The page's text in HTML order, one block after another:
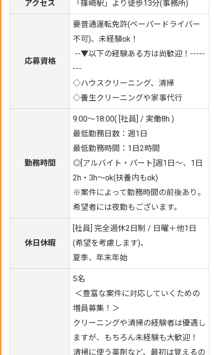
アクセス 「篠崎駅」より徒歩13分(事務所)
応募資格
要普通運転免許(ペーパードライバー
不可)、未経験ok！
--▼以下の経験ある方は尚歓迎！-----
---
◇ハウスクリーニング、清掃
◇養生クリーニングや家事代行
勤務時間
9:00～18:00( [社員] / 実働8h )
最低勤務日数：週1日
最低勤務時間：1日2時間
◎[アルバイト・パート]週1日～、1日
2h・3h～ok(扶養内もok)
※案件によって勤務時間の前後あり。
希望者には夜勤もございます。
休日休暇
[社員] 完全週休2日制 / 日曜＋他1日
(希望を考慮します)、
夏季、年末年始
5名
＜豊富な案件に対応していくための
増員募集！＞
クリーニングや清掃の経験者は優遇し
ますが、もちろん未経験も大歓迎！
清掃に使う薬剤など、最初は覚えるの